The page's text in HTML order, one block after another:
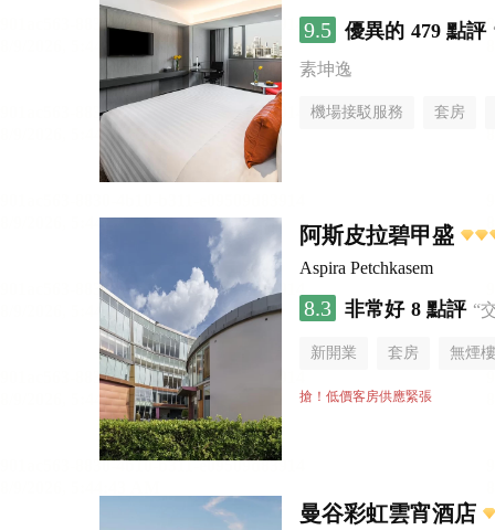
9.5 優異的 479 點評
素坤逸
機場接駁服務 套房
阿斯皮拉碧甲盛
Aspira Petchkasem
8.3 非常好 8 點評 “
新開業 套房 無煙
搶！低價客房供應緊張
曼谷彩虹雲宵酒店